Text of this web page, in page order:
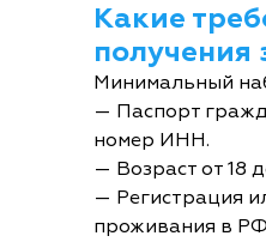
Какие
получения
Минимальный
— Паспорт
номер ИНН.
— Возраст от 18
— Регистрация
проживания в